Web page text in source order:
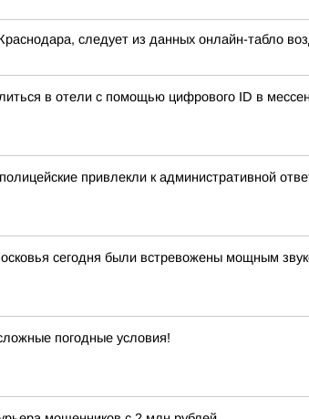
следует из данных онлайн-табло
в отели с помощью цифрового ID в
привлекли к административной
сегодня были встревожены мощным
погодные условия!